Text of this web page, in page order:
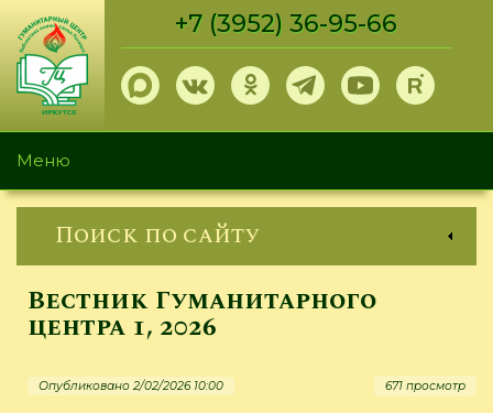
Перейти
основному
содержанию
+7 (3952) 36-95-66
Меню
Поиск по сайту
Вестник Гуманитарного
центра 1, 2026
Опубликовано 2/02/2026 10:00 671 просмотр